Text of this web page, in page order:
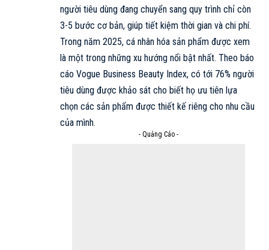
người tiêu dùng đang chuyển sang quy trình chỉ còn
3-5 bước cơ bản, giúp tiết kiệm thời gian và chi phí.
Trong năm 2025, cá nhân hóa sản phẩm được xem
là một trong những xu hướng nổi bật nhất. Theo báo
cáo Vogue Business Beauty Index, có tới 76% người
tiêu dùng được khảo sát cho biết họ ưu tiên lựa
chọn các sản phẩm được thiết kế riêng cho nhu cầu
của mình.
- Quảng Cáo -